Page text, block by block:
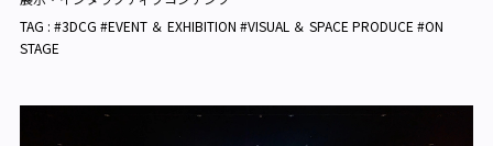
TAG : #3DCG #EVENT ＆ EXHIBITION #VISUAL ＆ SPACE PRODUCE #ON
STAGE